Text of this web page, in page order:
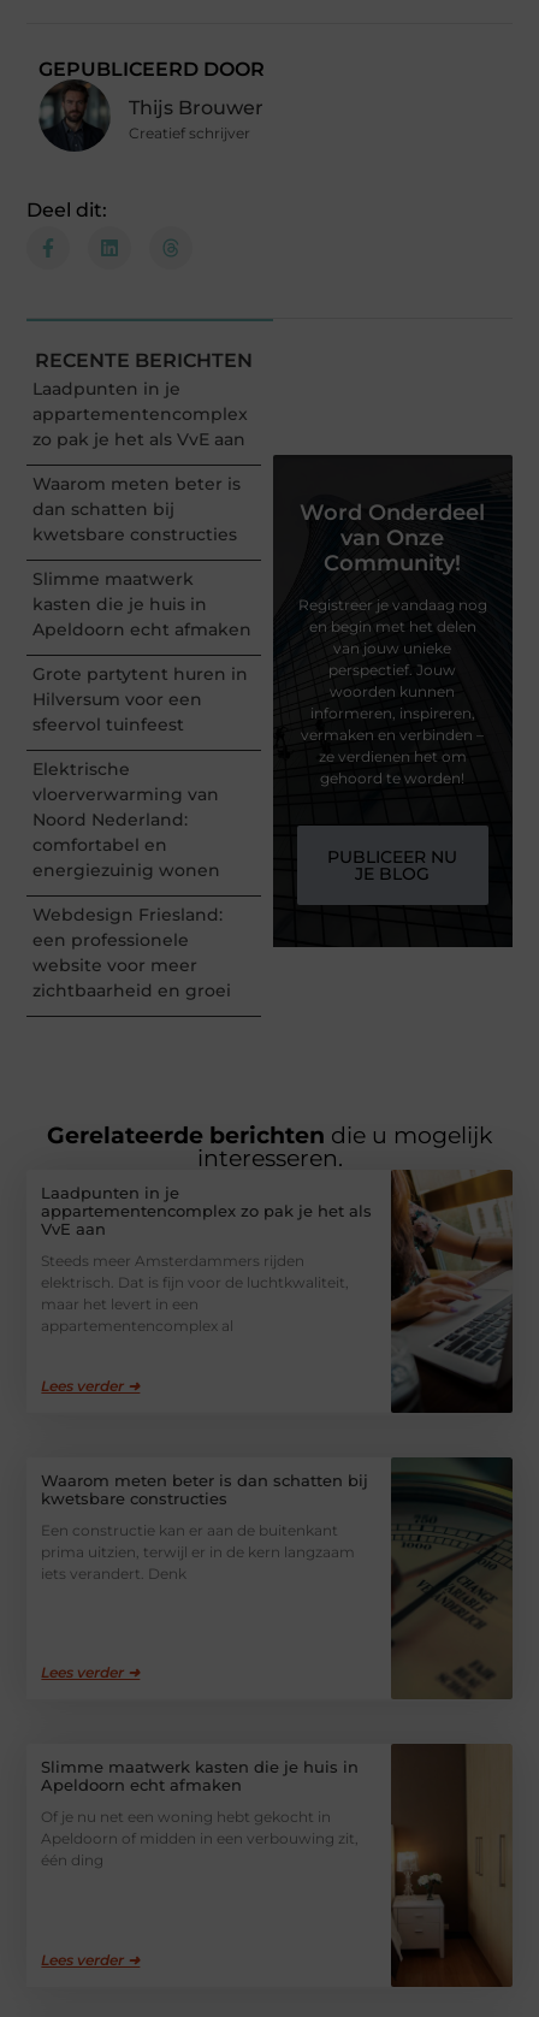
GEPUBLICEERD DOOR
Thijs Brouwer
Creatief schrijver
Deel dit:
RECENTE BERICHTEN
Laadpunten in je
appartementencomplex
zo pak je het als VvE aan
Waarom meten beter is
dan schatten bij
kwetsbare constructies
Slimme maatwerk
kasten die je huis in
Apeldoorn echt afmaken
Grote partytent huren in
Hilversum voor een
sfeervol tuinfeest
Elektrische
vloerverwarming van
Noord Nederland:
comfortabel en
energiezuinig wonen
Webdesign Friesland:
een professionele
website voor meer
zichtbaarheid en groei
Word Onderdeel
van Onze
Community!
Registreer je vandaag nog
en begin met het delen
van jouw unieke
perspectief. Jouw
woorden kunnen
informeren, inspireren,
vermaken en verbinden –
ze verdienen het om
gehoord te worden!
PUBLICEER NU
JE BLOG
Gerelateerde berichten die u mogelijk
interesseren.
Laadpunten in je
appartementencomplex zo pak je het als
VvE aan
Steeds meer Amsterdammers rijden
elektrisch. Dat is fijn voor de luchtkwaliteit,
maar het levert in een
appartementencomplex al
Lees verder ➜
Waarom meten beter is dan schatten bij
kwetsbare constructies
Een constructie kan er aan de buitenkant
prima uitzien, terwijl er in de kern langzaam
iets verandert. Denk
Lees verder ➜
Slimme maatwerk kasten die je huis in
Apeldoorn echt afmaken
Of je nu net een woning hebt gekocht in
Apeldoorn of midden in een verbouwing zit,
één ding
Lees verder ➜